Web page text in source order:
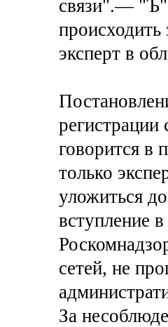
связи".—
эксперт в
регистрации
говорится в
только
уложиться
вступление
сетей, не
За